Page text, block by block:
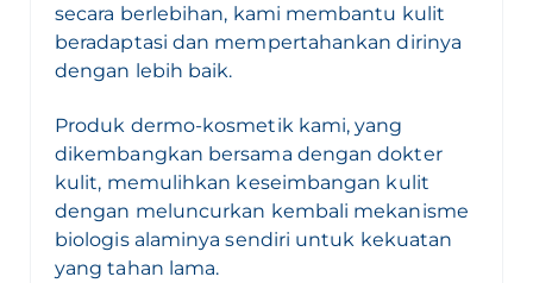
secara berlebihan, kami membantu kulit
beradaptasi dan mempertahankan dirinya
dengan lebih baik.
Produk dermo-kosmetik kami, yang
dikembangkan bersama dengan dokter
kulit, memulihkan keseimbangan kulit
dengan meluncurkan kembali mekanisme
biologis alaminya sendiri untuk kekuatan
yang tahan lama.